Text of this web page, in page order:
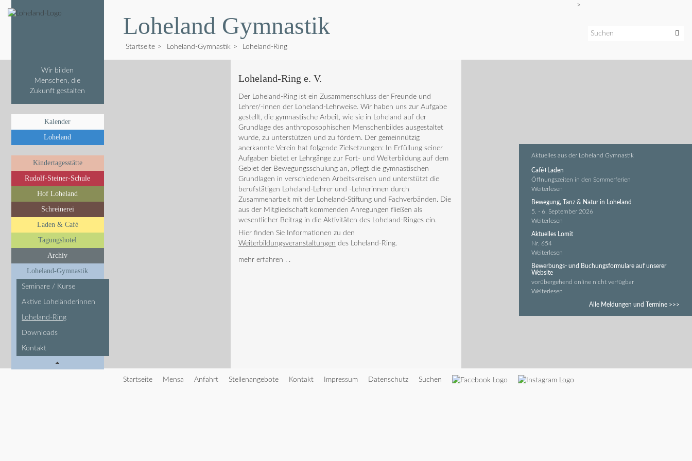
Wir bilden
Menschen, die
Zukunft gestalten
Kalender
Loheland
Kindertagesstätte
Rudolf-Steiner-Schule
Hof Loheland
Schreinerei
Laden & Café
Tagungshotel
Archiv
Loheland-Gymnastik
Seminare / Kurse
Aktive Loheländerinnen
Loheland-Ring
Downloads
Kontakt
Loheland Gymnastik
Startseite > Loheland-Gymnastik > Loheland-Ring
>
Loheland-Ring e. V.
Der Loheland-Ring ist ein Zusammenschluss der Freunde und
Lehrer/-innen der Loheland-Lehrweise. Wir haben uns zur Aufgabe
gestellt, die gymnastische Arbeit, wie sie in Loheland auf der
Grundlage des anthroposophischen Menschenbildes ausgestaltet
wurde, zu unterstützen und zu fördern. Der gemeinnützig
anerkannte Verein hat folgende Zielsetzungen: In Erfüllung seiner
Aufgaben bietet er Lehrgänge zur Fort- und Weiterbildung auf dem
Gebiet der Bewegungsschulung an, pflegt die gymnastischen
Grundlagen in verschiedenen Arbeitskreisen und unterstützt die
berufstätigen Loheland-Lehrer und -Lehrerinnen durch
Zusammenarbeit mit der Loheland-Stiftung und Fachverbänden. Die
aus der Mitgliedschaft kommenden Anregungen fließen als
wesentlicher Beitrag in die Aktivitäten des Loheland-Ringes ein.
Hier finden Sie Informationen zu den
Weiterbildungsveranstaltungen des Loheland-Ring.
mehr erfahren . .
Aktuelles aus der Loheland Gymnastik
Café+Laden
Öffnungszeiten in den Sommerferien
Weiterlesen
Bewegung, Tanz & Natur in Loheland
5. - 6. September 2026
Weiterlesen
Aktuelles Lomit
Nr. 654
Weiterlesen
Bewerbungs- und Buchungsformulare auf unserer
Website
vorübergehend online nicht verfügbar
Weiterlesen
Alle Meldungen und Termine >>>
Startseite Mensa Anfahrt Stellenangebote Kontakt Impressum Datenschutz Suchen